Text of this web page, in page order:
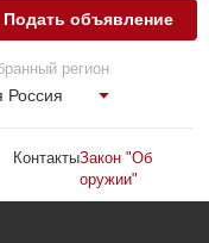
регион
Россия
КонтактыЗакон "Об
оружии"
Подать объявление